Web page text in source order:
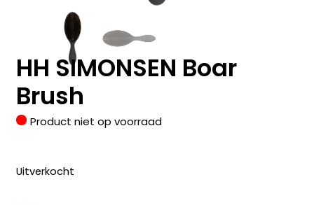
HH SIMONSEN Boar
Brush
Product niet op voorraad
Uitverkocht